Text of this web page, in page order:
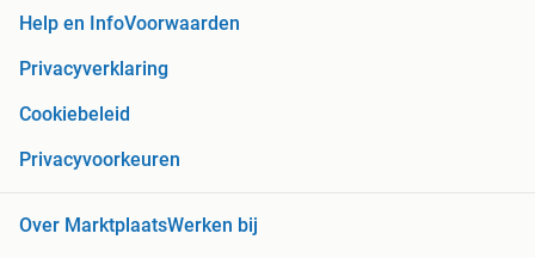
Help en InfoVoorwaarden
Privacyverklaring
Cookiebeleid
Privacyvoorkeuren
Over MarktplaatsWerken bij